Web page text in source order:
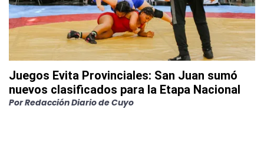
Juegos Evita Provinciales: San Juan sumó
nuevos clasificados para la Etapa Nacional
PorRedacción Diario de Cuyo